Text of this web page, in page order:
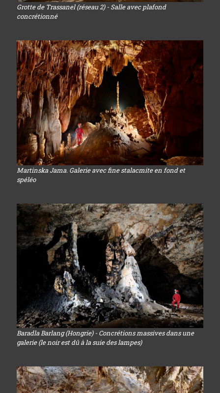
Grotte de Trassanel (réseau 2) - Salle avec plafond
concrétionné
Martinska Jama. Galerie avec fine stalacmite en fond et
spéléo
Baradla Barlang (Hongrie) - Concrétions massives dans une
galerie (le noir est dû à la suie des lampes)